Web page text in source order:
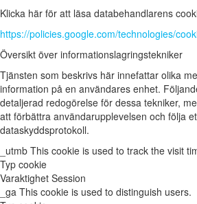
Klicka här för att läsa databehandlarens
https://policies.google.com/technologies/
Översikt över informationslagringstekniker
Tjänsten som beskrivs här innefattar olika
information på en användares enhet.
detaljerad redogörelse för dessa tekniker,
att förbättra användarupplevelsen och följa
dataskyddsprotokoll.
_utmb This cookie is used to track the visit
Typ cookie
Varaktighet Session
_ga This cookie is used to distinguish users.